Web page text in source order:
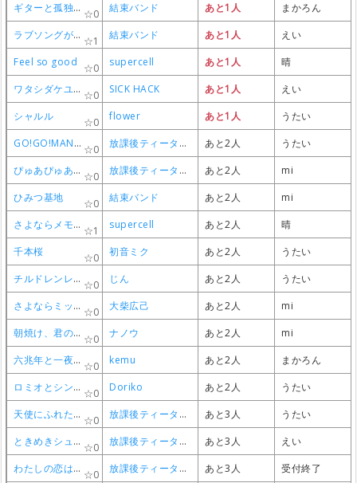
敗北の少年
0 kemu 成立(募集中)
さー
妄想感傷代償連盟
0 DECO*27 成立(募集中)
晴
星座になれたらLIVE at 秀華祭ver
0 結束バンド 成立(募集中) まかろん
敗北の少年
0 kemu 成立(募集中)
さー
妄想感傷代償連盟
0 DECO*27 成立(募集中)
晴
星座になれたらLIVE at 秀華祭ver
0 結束バンド 成立(募集中) まかろん
敗北の少年
0 kemu 成立(募集中)
さー
妄想感傷代償連盟
0 DECO*27 成立(募集中)
晴
星座になれたらLIVE at 秀華祭ver
0 結束バンド 成立(募集中) まかろん
敗北の少年
0 kemu 成立(募集中)
さー
妄想感傷代償連盟
0 DECO*27 成立(募集中)
晴
星座になれたらLIVE at 秀華祭ver
0 結束バンド 成立(募集中) まかろん
ギターと孤独と蒼い惑星
0 結束バンド あと1人
まかろん
ラブソングが歌えない
1 結束バンド あと1人
えい
Feel so good
0 supercell あと1人
晴
ワタシダケユウレイ
0 SICK HACK あと1人
えい
シャルル
0 flower あと1人
うたい
GO!GO!MANIAC
0 放課後ティータイム あと2人
うたい
ぴゅあぴゅあはーと
0 放課後ティータイム あと2人
mi
ひみつ基地
0 結束バンド あと2人
mi
さよならメモリーズ
1 supercell あと2人
晴
千本桜
0 初音ミク あと2人
うたい
チルドレンレコード
0 じん あと2人
うたい
さよならミッドナイト
0 大柴広己 あと2人
mi
朝焼け、君の唄。
0 ナノウ あと2人
mi
六兆年と一夜物語
0 kemu あと2人
まかろん
ロミオとシンデレラ
0 Doriko あと2人
うたい
天使にふれたよ！
0 放課後ティータイム あと3人
うたい
ときめきシュガー
0 放課後ティータイム あと3人
えい
わたしの恋はホッチキス
0 放課後ティータイム あと3人
受付終了
ギターと孤独と蒼い惑星
0 結束バンド あと1人
まかろん
ラブソングが歌えない
1 結束バンド あと1人
えい
Feel so good
0 supercell あと1人
晴
ワタシダケユウレイ
0 SICK HACK あと1人
えい
シャルル
0 flower あと1人
うたい
GO!GO!MANIAC
0 放課後ティータイム あと2人
うたい
ぴゅあぴゅあはーと
0 放課後ティータイム あと2人
mi
ひみつ基地
0 結束バンド あと2人
mi
さよならメモリーズ
1 supercell あと2人
晴
千本桜
0 初音ミク あと2人
うたい
チルドレンレコード
0 じん あと2人
うたい
さよならミッドナイト
0 大柴広己 あと2人
mi
朝焼け、君の唄。
0 ナノウ あと2人
mi
六兆年と一夜物語
0 kemu あと2人
まかろん
ロミオとシンデレラ
0 Doriko あと2人
うたい
天使にふれたよ！
0 放課後ティータイム あと3人
うたい
ときめきシュガー
0 放課後ティータイム あと3人
えい
わたしの恋はホッチキス
0 放課後ティータイム あと3人
受付終了
ギターと孤独と蒼い惑星
0 結束バンド あと1人
まかろん
ラブソングが歌えない
1 結束バンド あと1人
えい
Feel so good
0 supercell あと1人
晴
ワタシダケユウレイ
0 SICK HACK あと1人
えい
シャルル
0 flower あと1人
うたい
GO!GO!MANIAC
0 放課後ティータイム あと2人
うたい
ぴゅあぴゅあはーと
0 放課後ティータイム あと2人
mi
ひみつ基地
0 結束バンド あと2人
mi
さよならメモリーズ
1 supercell あと2人
晴
千本桜
0 初音ミク あと2人
うたい
チルドレンレコード
0 じん あと2人
うたい
さよならミッドナイト
0 大柴広己 あと2人
mi
朝焼け、君の唄。
0 ナノウ あと2人
mi
六兆年と一夜物語
0 kemu あと2人
まかろん
ロミオとシンデレラ
0 Doriko あと2人
うたい
天使にふれたよ！
0 放課後ティータイム あと3人
うたい
ときめきシュガー
0 放課後ティータイム あと3人
えい
わたしの恋はホッチキス
0 放課後ティータイム あと3人
受付終了
ギターと孤独と蒼い惑星
0 結束バンド あと1人
まかろん
ラブソングが歌えない
1 結束バンド あと1人
えい
Feel so good
0 supercell あと1人
晴
ワタシダケユウレイ
0 SICK HACK あと1人
えい
シャルル
0 flower あと1人
うたい
GO!GO!MANIAC
0 放課後ティータイム あと2人
うたい
ぴゅあぴゅあはーと
0 放課後ティータイム あと2人
mi
ひみつ基地
0 結束バンド あと2人
mi
さよならメモリーズ
1 supercell あと2人
晴
千本桜
0 初音ミク あと2人
うたい
チルドレンレコード
0 じん あと2人
うたい
さよならミッドナイト
0 大柴広己 あと2人
mi
朝焼け、君の唄。
0 ナノウ あと2人
mi
六兆年と一夜物語
0 kemu あと2人
まかろん
ロミオとシンデレラ
0 Doriko あと2人
うたい
天使にふれたよ！
0 放課後ティータイム あと3人
うたい
ときめきシュガー
0 放課後ティータイム あと3人
えい
わたしの恋はホッチキス
0 放課後ティータイム あと3人
受付終了